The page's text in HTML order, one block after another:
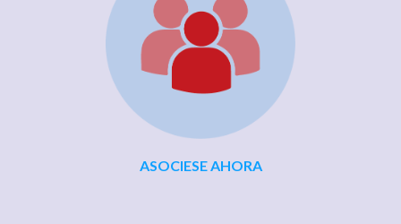
ASOCIESE AHORA